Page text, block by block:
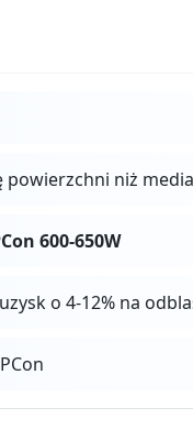
powierzchni niż
600-650W
o 4-12% na